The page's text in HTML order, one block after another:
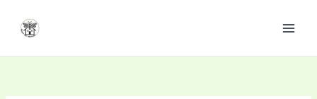
contenu